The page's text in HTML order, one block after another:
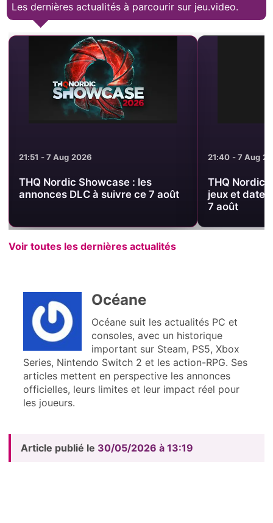
Les dernières actualités à parcourir sur jeu.video.
21:51 - 7 Aug 2026
THQ Nordic Showcase : les
annonces DLC à suivre ce 7 août
21:40 - 7 Aug
THQ Nordic
jeux et dates
7 août
Voir toutes les dernières actualités
Océane
Océane suit les actualités PC et
consoles, avec un historique
important sur Steam, PS5, Xbox
Series, Nintendo Switch 2 et les action-RPG. Ses
articles mettent en perspective les annonces
officielles, leurs limites et leur impact réel pour
les joueurs.
Article publié le 30/05/2026 à 13:19